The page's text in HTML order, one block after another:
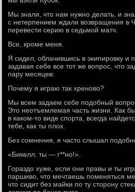
Мы знали, что нам нужно делать, и
с нетерпением ждали возвращения в
перевести серию в седьмой матч.
Все, кроме меня.
Я сидел, облачившись в экипировку и
задавая себе все тот же вопрос, что
пару месяцев:
Почему я играю так хреново?
Мы всем задаем себе подобный
Это неотъемлемая часть жизни. Как
в каком-то виде спорта, всегда
тебе, как ты плох.
Без сомнения, я часто слышал
«Бикелл, ты — г**но!».
Гораздо хуже, если они правы и ты
паршиво, что мечтаешь поменяться
что сидит без майки по ту сторону